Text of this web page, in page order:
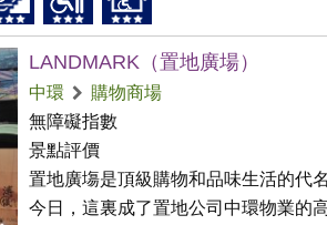
LANDMARK（置地廣場）
中環
購物商場
無障礙指數
景點評價
置地廣塲是頂級購物和品味生活的代
今日，這裏成了置地公司中環物業的